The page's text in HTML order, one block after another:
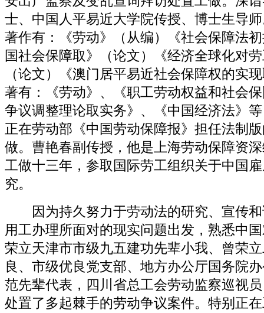
士、中国人平易近大学院传授、博士生导
著作有：《劳动》（从编）《社会保障法
国社会保障取》（论文）《经济全球化对
（论文）《澳门居平易近社会保障权的实
著有：《劳动》、《职工劳动权益和社会
争议调整理论取实务》、《中国经济法》
正在劳动部《中国劳动保障报》担任法制
做。曹艳春副传授，他是上海劳动保障资
工做十三年，参取国际劳工组织关于中国
究。
因为持久努力于劳动法的研究、宣传和
用工办理所面对的现实问题出发，熟悉中
荣立天津市市级九五建功先辈小我、曾荣
良、市级优良党支部、地方办公厅国务院
范先辈代表，四川省总工会劳动监察巡视
处置了多起棘手的劳动争议案件。特别正